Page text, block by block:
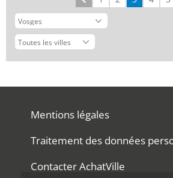
Mentions légales
Traitement des données
Contacter AchatVille